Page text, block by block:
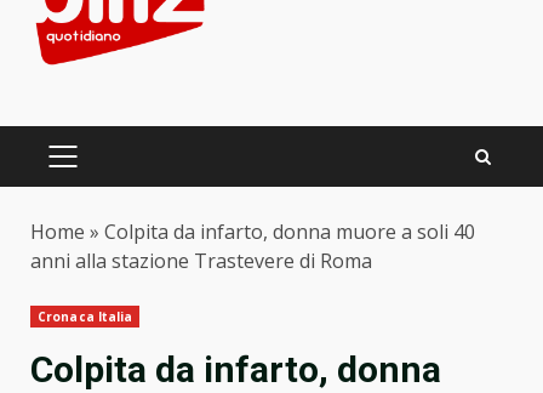
PRIMARY
Home » Colpita da infarto, donna muore a soli 40
anni alla stazione Trastevere di Roma
Cronaca Italia
Colpita da infarto, donna